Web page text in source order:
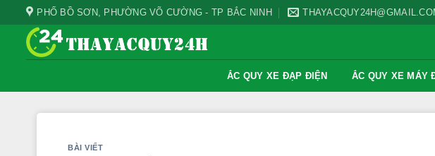
qua
PHỐ BỒ SƠN, PHƯỜNG VÕ CƯỜNG - TP BẮC NINH
ẮC QUY XE ĐẠP ĐIỆN ẮC QUY XE MÁY
BÀI VIẾT